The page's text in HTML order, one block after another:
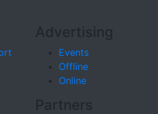
Advertising
Events
Offline
Online
Partners